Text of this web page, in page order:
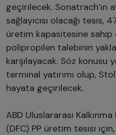
geçirilecek. Sonatrach’ın
sağlayıcısı olacağı
üretim kapasitesine sahip
polipropilen talebinin
karşılayacak. Söz konusu
terminal yatırımı olup,
hayata geçirilecek.
ABD Uluslararası
(DFC) PP üretim tesisi